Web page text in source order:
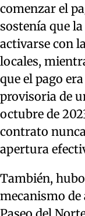
comenzar el
sostenía que
activarse con
locales,
que el pago
provisoria de
octubre de
contrato
apertura
También,
mecanismo